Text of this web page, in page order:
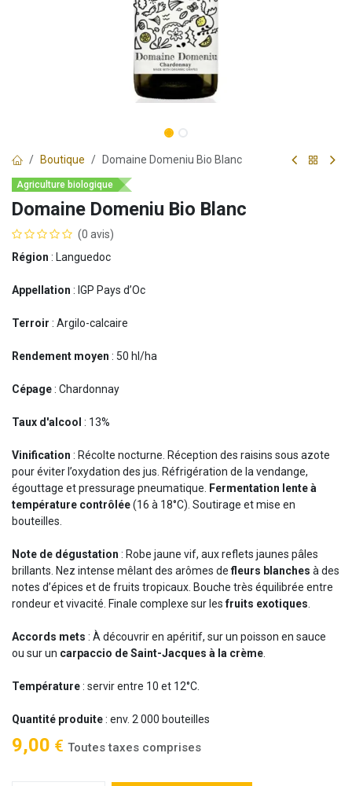
Boutique Domaine Domeniu Bio Blanc
Agriculture biologique
Domaine Domeniu Bio Blanc
(0 avis)
Région : Languedoc
Appellation : IGP Pays d’Oc
Terroir : Argilo-calcaire
Rendement moyen : 50 hl/ha
Cépage: Chardonnay
Taux d'alcool : 13%
Vinification : Récolte nocturne. Réception des raisins sous azote
pour éviter l’oxydation des jus. Réfrigération de la vendange,
égouttage et pressurage pneumatique. Fermentation lente à
température contrôlée(16 à 18°C). Soutirage et mise en
bouteilles.
Note de dégustation : Robe jaune vif, aux reflets jaunes pâles
brillants. Nez intense mêlant des arômes defleurs blanches à des
notes d’épices et de fruits tropicaux. Bouche très équilibrée entre
rondeur et vivacité. Finale complexe sur lesfruits exotiques.
Accords mets : À découvrir en apéritif, sur un poisson en sauce
ou sur un carpaccio de Saint-Jacques à la crème.
Température: servir entre 10 et 12°C.
Quantité produite: env. 2 000 bouteilles
9,00 € Toutes taxes comprises